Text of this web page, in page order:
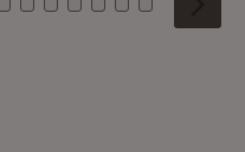
4 5 6
Kachel: 7
Zu Kachel: 8
Zu Kachel: 9
Zu Kachel: 10
Zu Kachel: 11
Zu Kachel: 12
Zu Kachel:
Zu